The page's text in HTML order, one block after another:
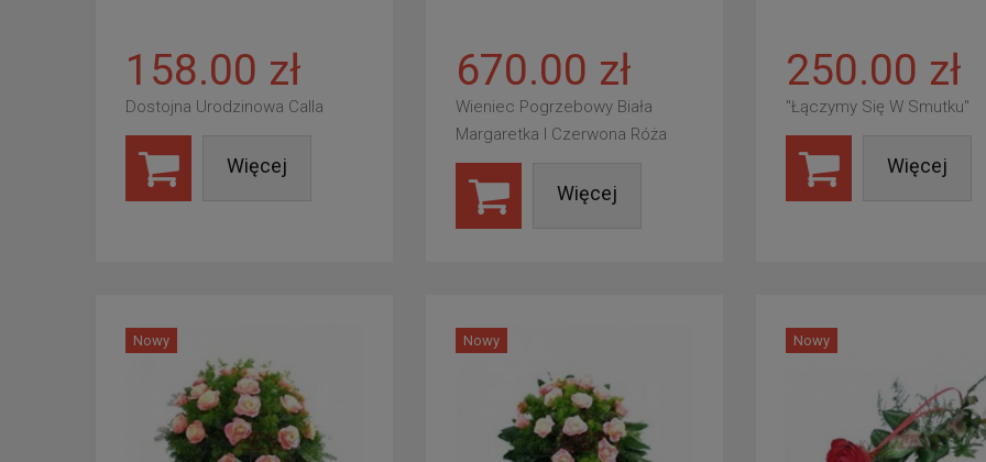
158.00 zł
Dostojna Urodzinowa Calla
Więcej
670.00 zł
Wieniec Pogrzebowy Biała
Margaretka I Czerwona Róża
Więcej
250.00 zł
"Łączymy Się W Smutku"
Więcej
Nowy Nowy Nowy